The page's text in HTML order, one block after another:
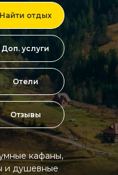
кафаны,
и душевные
Найти отдых
Доп. услуги
Отели
Отзывы